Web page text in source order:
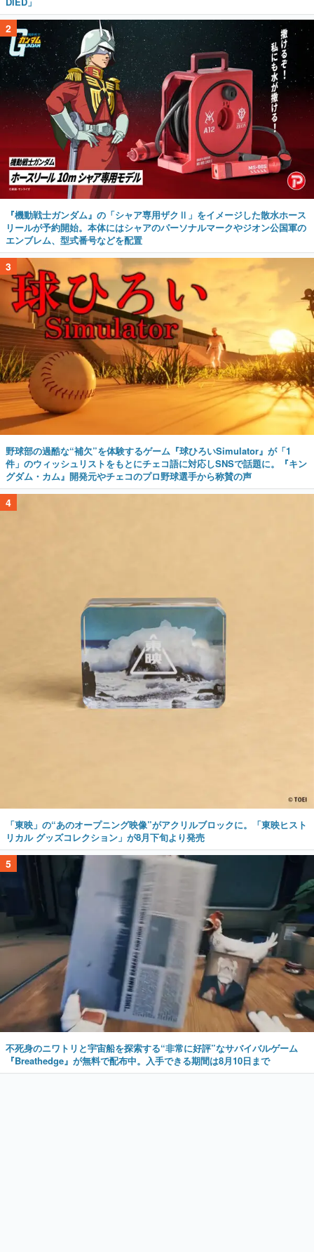
2
『機動戦士ガンダム』の「シャア専用ザクⅡ」をイメージした散水ホース
リールが予約開始。本体にはシャアのパーソナルマークやジオン公国軍の
エンブレム、型式番号などを配置
3
野球部の過酷な“補欠”を体験するゲーム『球ひろいSimulator』が「1
件」のウィッシュリストをもとにチェコ語に対応しSNSで話題に。『キン
グダム・カム』開発元やチェコのプロ野球選手から称賛の声
4
「東映」の“あのオープニング映像”がアクリルブロックに。「東映ヒスト
リカル グッズコレクション」が8月下旬より発売
5
不死身のニワトリと宇宙船を探索する“非常に好評”なサバイバルゲーム
『Breathedge』が無料で配布中。入手できる期間は8月10日まで